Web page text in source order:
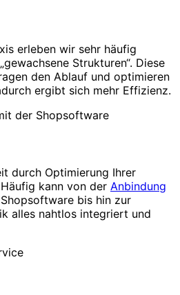
erleben wir sehr häufig
Strukturen“. Diese
den Ablauf und optimieren
ergibt sich mehr Effizienz.
durch Optimierung Ihrer
kann von der Anbindung
bis hin zur
alles nahtlos integriert und